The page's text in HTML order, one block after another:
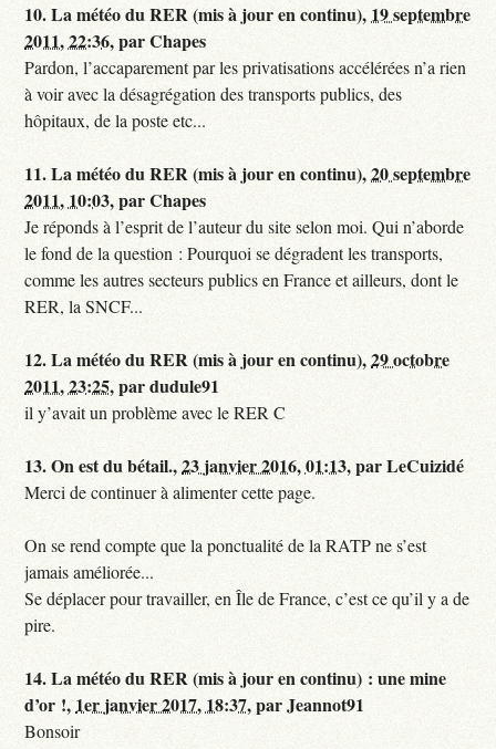
10.La météo du RER (mis à jour en continu), 19 septembre
2011, 22:36,parChapes
Pardon, l’accaparement par les privatisations accélérées n’a rien
à voir avec la désagrégation des transports publics, des
hôpitaux, de la poste etc...
11.La météo du RER (mis à jour en continu),20 septembre
2011, 10:03,parChapes
Je réponds à l’esprit de l’auteur du site selon moi. Qui n’aborde
le fond de la question : Pourquoi se dégradent les transports,
comme les autres secteurs publics en France et ailleurs, dont le
RER, la SNCF...
12.La météo du RER (mis à jour en continu),29 octobre
2011, 23:25,pardudule91
il y’avait un problème avec le RER C
13.On est du bétail.,23 janvier 2016, 01:13,parLeCuizidé
Merci de continuer à alimenter cette page.
On se rend compte que la ponctualité de la RATP ne s’est
jamais améliorée...
Se déplacer pour travailler, en Île de France, c’est ce qu’il y a de
pire.
14.La météo du RER (mis à jour en continu) : une mine
d’or !, 1er janvier 2017, 18:37,parJeannot91
Bonsoir